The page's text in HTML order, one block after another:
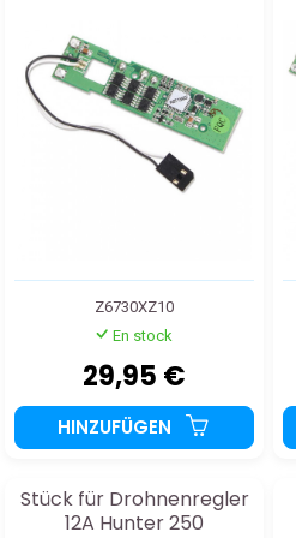
Z6730XZ10
En stock
29,95 €
HINZUFÜGEN
Stück für Drohnenregler
12A Hunter 250